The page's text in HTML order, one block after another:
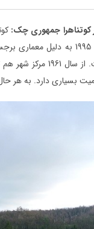
کوتناهرا جمهوری چک:
آن در سال 1995 به
گرفت است. از
بسیاری دارد. به هر